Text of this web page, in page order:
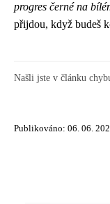
progres černé na
přijdou, když budeš
Našli jste v článku
Publikováno: 06. 06.